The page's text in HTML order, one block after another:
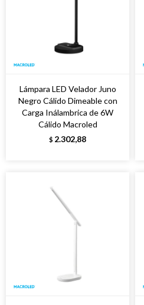
Lámpara LED Velador Juno
Negro Cálido Dimeable con
Carga Inálambrica de 6W
Cálido Macroled
$ 2.302,88